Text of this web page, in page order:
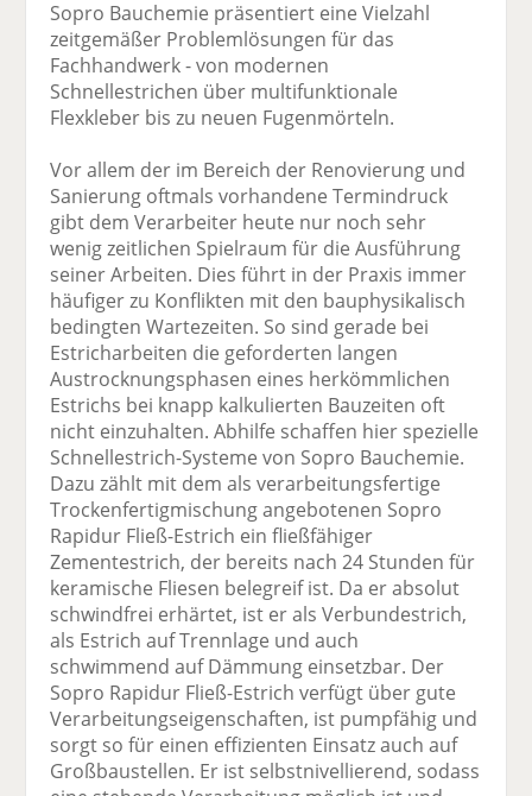
Sopro Bauchemie präsentiert eine Vielzahl
zeitgemäßer Problemlösungen für das
Fachhandwerk - von modernen
Schnellestrichen über multifunktionale
Flexkleber bis zu neuen Fugenmörteln.
Vor allem der im Bereich der Renovierung und
Sanierung oftmals vorhandene Termindruck
gibt dem Verarbeiter heute nur noch sehr
wenig zeitlichen Spielraum für die Ausführung
seiner Arbeiten. Dies führt in der Praxis immer
häufiger zu Konflikten mit den bauphysikalisch
bedingten Wartezeiten. So sind gerade bei
Estricharbeiten die geforderten langen
Austrocknungsphasen eines herkömmlichen
Estrichs bei knapp kalkulierten Bauzeiten oft
nicht einzuhalten. Abhilfe schaffen hier spezielle
Schnellestrich-Systeme von Sopro Bauchemie.
Dazu zählt mit dem als verarbeitungsfertige
Trockenfertigmischung angebotenen Sopro
Rapidur Fließ-Estrich ein fließfähiger
Zementestrich, der bereits nach 24 Stunden für
keramische Fliesen belegreif ist. Da er absolut
schwindfrei erhärtet, ist er als Verbundestrich,
als Estrich auf Trennlage und auch
schwimmend auf Dämmung einsetzbar. Der
Sopro Rapidur Fließ-Estrich verfügt über gute
Verarbeitungseigenschaften, ist pumpfähig und
sorgt so für einen effizienten Einsatz auch auf
Großbaustellen. Er ist selbstnivellierend, sodass